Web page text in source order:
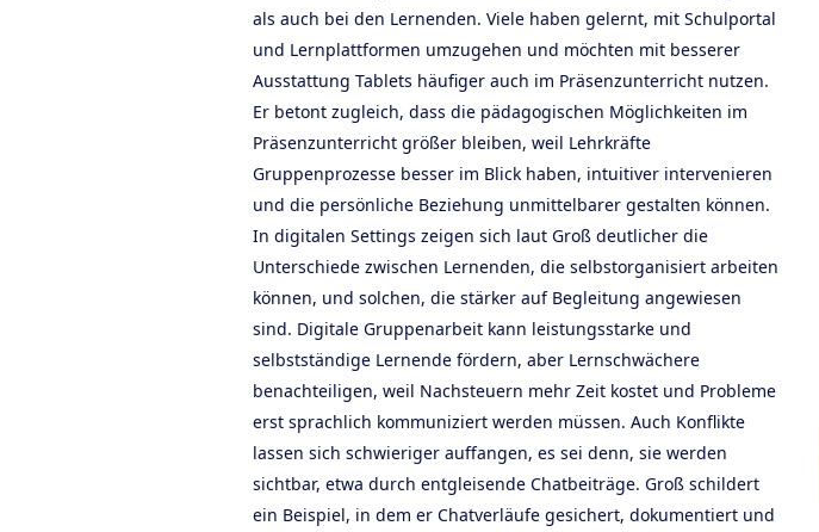
als auch bei den Lernenden. Viele haben gelernt, mit Schulportal
und Lernplattformen umzugehen und möchten mit besserer
Ausstattung Tablets häufiger auch im Präsenzunterricht nutzen.
Er betont zugleich, dass die pädagogischen Möglichkeiten im
Präsenzunterricht größer bleiben, weil Lehrkräfte
Gruppenprozesse besser im Blick haben, intuitiver intervenieren
und die persönliche Beziehung unmittelbarer gestalten können.
In digitalen Settings zeigen sich laut Groß deutlicher die
Unterschiede zwischen Lernenden, die selbstorganisiert arbeiten
können, und solchen, die stärker auf Begleitung angewiesen
sind. Digitale Gruppenarbeit kann leistungsstarke und
selbstständige Lernende fördern, aber Lernschwächere
benachteiligen, weil Nachsteuern mehr Zeit kostet und Probleme
erst sprachlich kommuniziert werden müssen. Auch Konflikte
lassen sich schwieriger auffangen, es sei denn, sie werden
sichtbar, etwa durch entgleisende Chatbeiträge. Groß schildert
ein Beispiel, in dem er Chatverläufe gesichert, dokumentiert und